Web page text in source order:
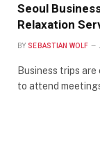
Seoul
Relaxation
BY SEBASTIAN WOLF
Business trips
to attend